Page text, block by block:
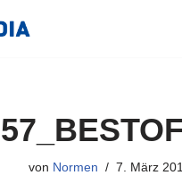
von Normen 7. März